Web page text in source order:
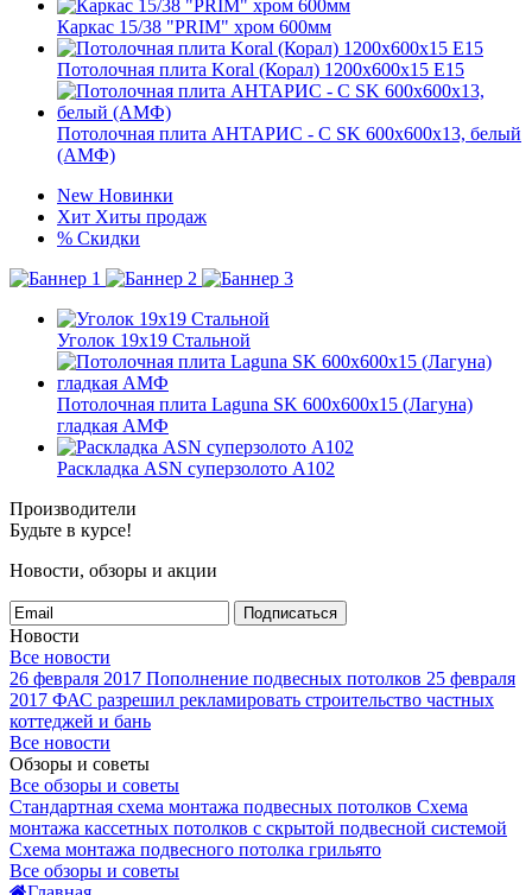
Каркас 15/38 "PRIM" хром 600мм
Потолочная плита Koral (Корал) 1200x600x15 E15
Потолочная плита АНТАРИС - C SK 600x600x13, белый
(АМФ)
New Новинки
Хит Хиты продаж
% Скидки
Уголок 19x19 Стальной
Потолочная плита Laguna SK 600x600x15 (Лагуна)
гладкая АМФ
Раскладка ASN суперзолото А102
Производители
Будьте в курсе!
Новости, обзоры и акции
Подписаться
Новости
Все новости
26 февраля 2017 Пополнение подвесных потолков 25 февраля
2017 ФАС разрешил рекламировать строительство частных
коттеджей и бань
Все новости
Обзоры и советы
Все обзоры и советы
Стандартная схема монтажа подвесных потолков Схема
монтажа кассетных потолков с скрытой подвесной системой
Схема монтажа подвесного потолка грильято
Все обзоры и советы